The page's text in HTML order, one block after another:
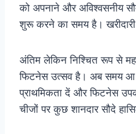
को अपनाने और अविश्वसनीय
शुरू करने का समय है।
अंतिम लेकिन निश्चित रूप से
फिटनेस उत्सव है। अब समय आ
प्राथमिकता दें और फिटनेस
चीजों पर कुछ शानदार सौदे